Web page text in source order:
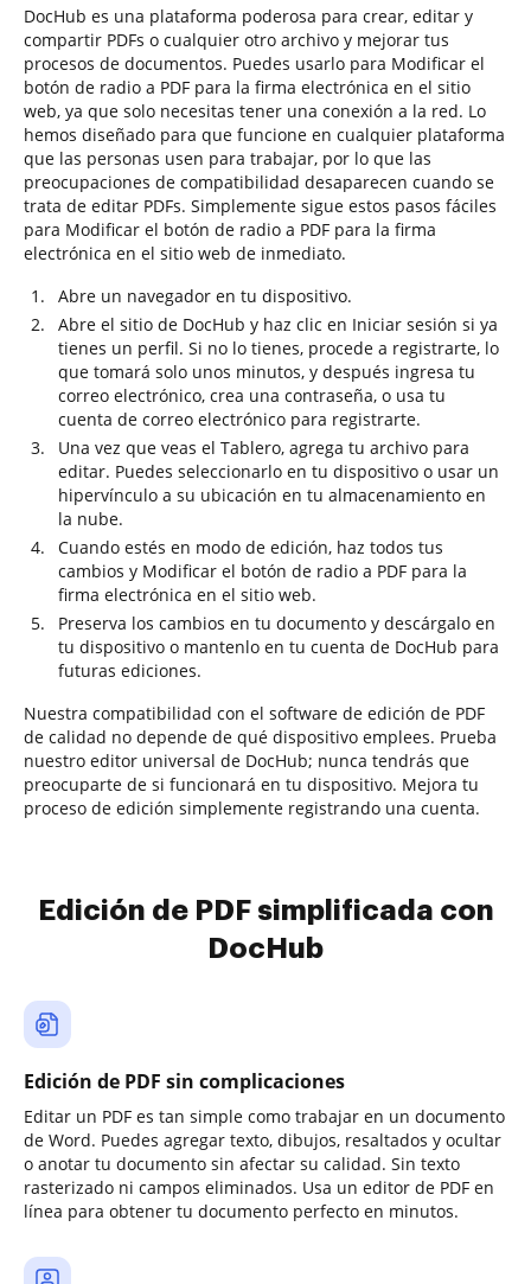
DocHub es una plataforma poderosa para crear, editar y
compartir PDFs o cualquier otro archivo y mejorar tus
procesos de documentos. Puedes usarlo para Modificar el
botón de radio a PDF para la firma electrónica en el sitio
web, ya que solo necesitas tener una conexión a la red. Lo
hemos diseñado para que funcione en cualquier plataforma
que las personas usen para trabajar, por lo que las
preocupaciones de compatibilidad desaparecen cuando se
trata de editar PDFs. Simplemente sigue estos pasos fáciles
para Modificar el botón de radio a PDF para la firma
electrónica en el sitio web de inmediato.
Abre un navegador en tu dispositivo.
Abre el sitio de DocHub y haz clic en Iniciar sesión si ya
tienes un perfil. Si no lo tienes, procede a registrarte, lo
que tomará solo unos minutos, y después ingresa tu
correo electrónico, crea una contraseña, o usa tu
cuenta de correo electrónico para registrarte.
Una vez que veas el Tablero, agrega tu archivo para
editar. Puedes seleccionarlo en tu dispositivo o usar un
hipervínculo a su ubicación en tu almacenamiento en
la nube.
Cuando estés en modo de edición, haz todos tus
cambios y Modificar el botón de radio a PDF para la
firma electrónica en el sitio web.
Preserva los cambios en tu documento y descárgalo en
tu dispositivo o mantenlo en tu cuenta de DocHub para
futuras ediciones.
Nuestra compatibilidad con el software de edición de PDF
de calidad no depende de qué dispositivo emplees. Prueba
nuestro editor universal de DocHub; nunca tendrás que
preocuparte de si funcionará en tu dispositivo. Mejora tu
proceso de edición simplemente registrando una cuenta.
Edición de PDF simplificada con
DocHub
Edición de PDF sin complicaciones
Editar un PDF es tan simple como trabajar en un documento
de Word. Puedes agregar texto, dibujos, resaltados y ocultar
o anotar tu documento sin afectar su calidad. Sin texto
rasterizado ni campos eliminados. Usa un editor de PDF en
línea para obtener tu documento perfecto en minutos.